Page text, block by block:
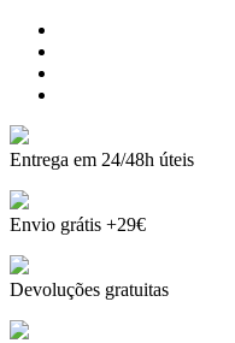
Entrega em 24/48h úteis
Envio grátis +29€
Devoluções gratuitas